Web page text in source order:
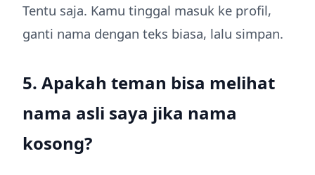
Tentu saja. Kamu tinggal masuk ke profil,
ganti nama dengan teks biasa, lalu simpan.
5. Apakah teman bisa melihat
nama asli saya jika nama
kosong?